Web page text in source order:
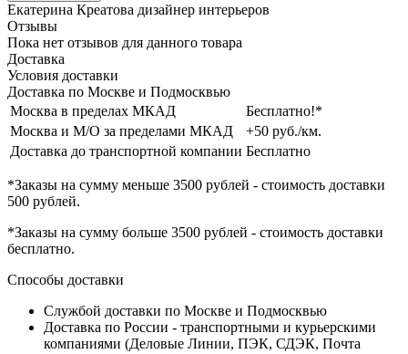
Екатерина Креатова дизайнер интерьеров
Отзывы
Пока нет отзывов для данного товара
Доставка
Условия доставки
Доставка по Москве и Подмосквью
Москва в пределах МКАД
Бесплатно!*
Москва и М/О за пределами МКАД
+50 руб./км.
Доставка до транспортной компании Бесплатно
*Заказы на сумму меньше 3500 рублей - стоимость доставки
500 рублей.
*Заказы на сумму больше 3500 рублей - стоимость доставки
бесплатно.
Способы доставки
Службой доставки по Москве и Подмосквью
Доставка по России - транспортными и курьерскими
компаниями (Деловые Линии, ПЭК, СДЭК, Почта